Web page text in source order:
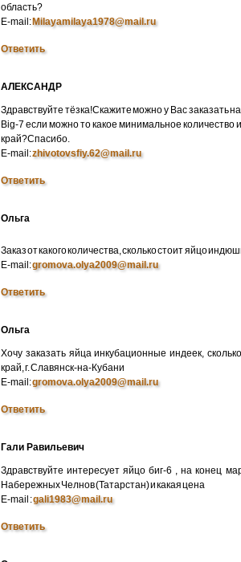
область?
E-mail:Milayamilaya1978@mail.ru
Ответить
АЛЕКСАНДР
Здравствуйте тёзка!Скажите можно у Вас заказать
Big-7 если можно то какое минимальное количество
край?Спасибо.
E-mail:zhivotovsfiy.62@mail.ru
Ответить
Ольга
Заказ от какого количества, сколько стоит яйцо
E-mail:gromova.olya2009@mail.ru
Ответить
Ольга
Хочу заказать яйца инкубационные индеек,
край, г. Славянск-на-Кубани
E-mail:gromova.olya2009@mail.ru
Ответить
Гали Равильевич
Здравствуйте интересует яйцо биг-6 , на конец
Набережных Челнов (Татарстан) и какая цена
E-mail :gali1983@mail.ru
Ответить